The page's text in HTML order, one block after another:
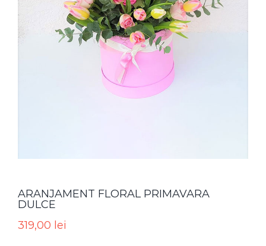
ARANJAMENT FLORAL PRIMAVARA
DULCE
319,00 lei